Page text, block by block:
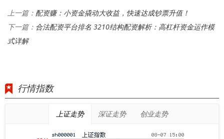
上一篇： 配资赚：小资金撬动大收益，快速达成钞票升值！
下一篇： 合法配资平台排名 3210结构配资解析：高杠杆资金运作模
式详解
行情指数
上证走势 深证走势 创业走势